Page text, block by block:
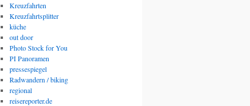
Kreuzfahrten
Kreuzfahrtsplitter
küche
out door
Photo Stock for You
PI Panoramen
pressespiegel
Radwandern / biking
regional
reisereporter.de